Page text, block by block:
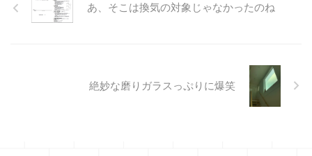
あ、そこは換気の対象じゃなかったのね
絶妙な磨りガラスっぷりに爆笑